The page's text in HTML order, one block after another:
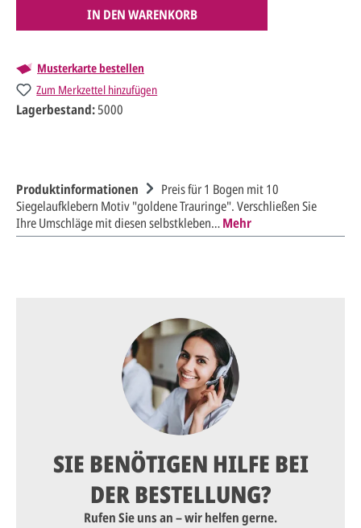
IN DEN WARENKORB
Musterkarte bestellen
Zum Merkzettel hinzufügen
Lagerbestand:5000
Produktinformationen
Preis für 1 Bogen mit 10
Siegelaufklebern Motiv "goldene Trauringe". Verschließen Sie
Ihre Umschläge mit diesen selbstkleben…Mehr
SIE BENÖTIGEN HILFE BEI
DER BESTELLUNG?
Rufen Sie uns an – wir helfen gerne.